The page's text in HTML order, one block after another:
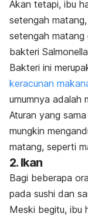
Akan tetapi, ibu
setengah
setengah matang
bakteri Salmonella
Bakteri ini
keracunan
umumnya adalah
Aturan yang
mungkin
matang, seperti
2. Ikan
Bagi beberapa
pada sushi dan
Meski begitu, ibu